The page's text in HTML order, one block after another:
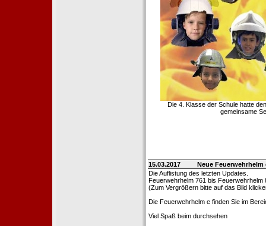
Die 4. Klasse der Schule hatte
gemeinsame
15.03.2017
Neue
Die Auflistung des letzten Updates.
Feuerwehrhelm 761 bis Feuerwehrhelm
(Zum Vergrößern bitte auf das Bild
Die Feuerwehrhelm e finden Sie im
Viel Spaß beim durchsehen